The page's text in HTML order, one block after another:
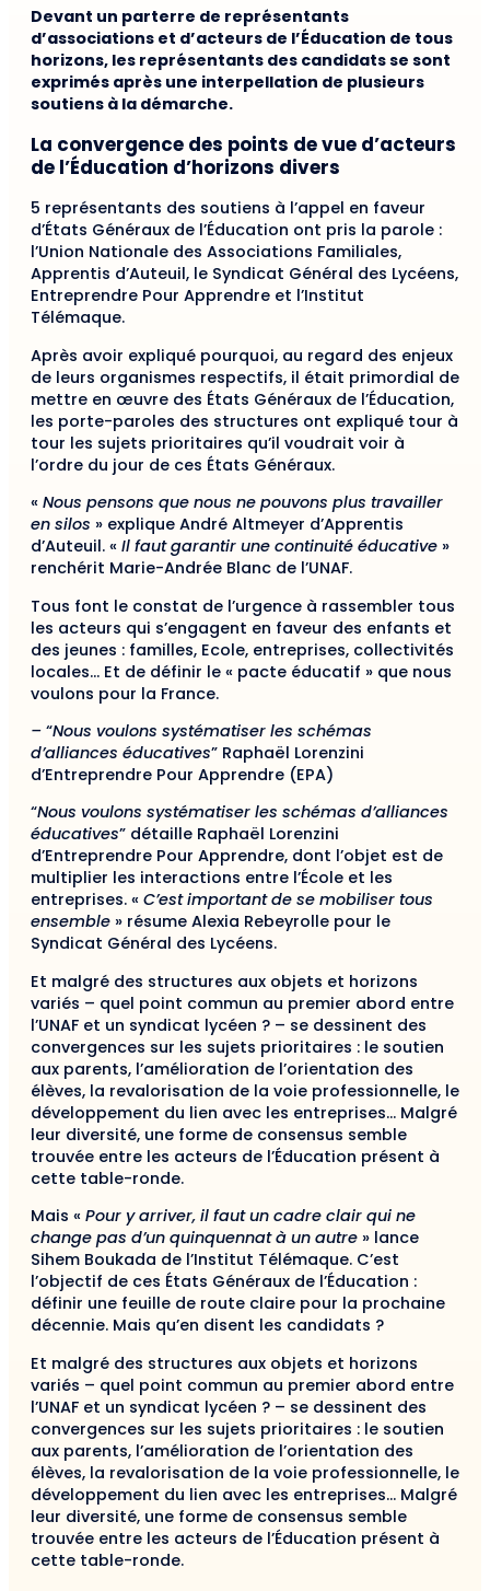
Devant un parterre de représentants
d’associations et d’acteurs de l’Éducation de tous
horizons, les représentants des candidats se sont
exprimés après une interpellation de plusieurs
soutiens à la démarche.
La convergence des points de vue d’acteurs
de l’Éducation d’horizons divers
5 représentants des soutiens à l’appel en faveur
d’États Généraux de l’Éducation ont pris la parole :
l’Union Nationale des Associations Familiales,
Apprentis d’Auteuil, le Syndicat Général des Lycéens,
Entreprendre Pour Apprendre et l’Institut
Télémaque.
Après avoir expliqué pourquoi, au regard des enjeux
de leurs organismes respectifs, il était primordial de
mettre en œuvre des États Généraux de l’Éducation,
les porte-paroles des structures ont expliqué tour à
tour les sujets prioritaires qu’il voudrait voir à
l’ordre du jour de ces États Généraux.
« Nous pensons que nous ne pouvons plus travailler
en silos » explique André Altmeyer d’Apprentis
d’Auteuil. « Il faut garantir une continuité éducative »
renchérit Marie-Andrée Blanc de l’UNAF.
Tous font le constat de l’urgence à rassembler tous
les acteurs qui s’engagent en faveur des enfants et
des jeunes : familles, Ecole, entreprises, collectivités
locales… Et de définir le « pacte éducatif » que nous
voulons pour la France.
– “Nous voulons systématiser les schémas
d’alliances éducatives” Raphaël Lorenzini
d’Entreprendre Pour Apprendre (EPA)
“Nous voulons systématiser les schémas d’alliances
éducatives” détaille Raphaël Lorenzini
d’Entreprendre Pour Apprendre, dont l’objet est de
multiplier les interactions entre l’École et les
entreprises. « C’est important de se mobiliser tous
ensemble » résume Alexia Rebeyrolle pour le
Syndicat Général des Lycéens.
Et malgré des structures aux objets et horizons
variés – quel point commun au premier abord entre
l’UNAF et un syndicat lycéen ? – se dessinent des
convergences sur les sujets prioritaires : le soutien
aux parents, l’amélioration de l’orientation des
élèves, la revalorisation de la voie professionnelle, le
développement du lien avec les entreprises… Malgré
leur diversité, une forme de consensus semble
trouvée entre les acteurs de l’Éducation présent à
cette table-ronde.
Mais « Pour y arriver, il faut un cadre clair qui ne
change pas d’un quinquennat à un autre » lance
Sihem Boukada de l’Institut Télémaque. C’est
l’objectif de ces États Généraux de l’Éducation :
définir une feuille de route claire pour la prochaine
décennie. Mais qu’en disent les candidats ?
Et malgré des structures aux objets et horizons
variés – quel point commun au premier abord entre
l’UNAF et un syndicat lycéen ? – se dessinent des
convergences sur les sujets prioritaires : le soutien
aux parents, l’amélioration de l’orientation des
élèves, la revalorisation de la voie professionnelle, le
développement du lien avec les entreprises… Malgré
leur diversité, une forme de consensus semble
trouvée entre les acteurs de l’Éducation présent à
cette table-ronde.